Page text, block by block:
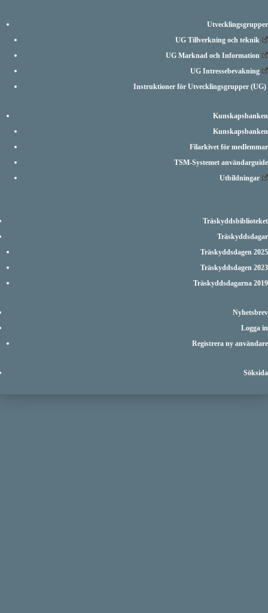
Utvecklingsgrupper
UG Tillverkning och teknik
UG Marknad och Information
UG Intressebevakning
Instruktioner för Utvecklingsgrupper (UG)
Kunskapsbanken
Kunskapsbanken
Filarkivet för medlemmar
TSM-Systemet användarguide
Utbildningar
Träskyddsbiblioteket
Träskyddsdagar
Träskyddsdagen 2025
Träskyddsdagen 2023
Träskyddsdagarna 2019
Nyhetsbrev
Logga in
Registrera ny användare
Söksida